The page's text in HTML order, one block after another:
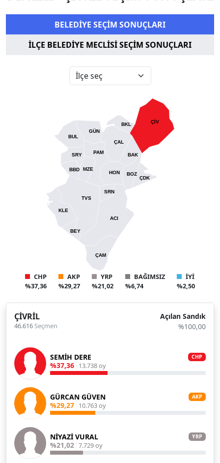
BELEDİYE SEÇİM SONUÇLARI
İLÇE BELEDİYE MECLİSİ SEÇİM SONUÇLARI
ACI
BUL
ÇAL
ÇAM
ÇDK
ÇİV
GÜN
KLE
SRY
TVS
BBD
BKL
HON
SRN
PAM BAK
BEY
BOZ
MZE
CHP
%37,36
AKP
%29,27
YRP
%21,02
BAĞIMSIZ
%6,74
İYİ
%2,50
ÇİVRİL
46.616Seçmen
Açılan Sandık
%100,00
SEMİH DERE CHP
%37,36 13.738 oy
GÜRCAN GÜVEN AKP
%29,27 10.763 oy
NİYAZİ VURAL YRP
%21,02 7.729 oy